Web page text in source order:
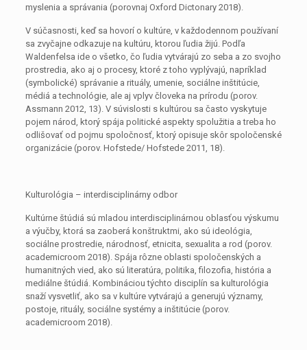
myslenia a správania (porovnaj Oxford Dictonary 2018).
V súčasnosti, keď sa hovorí o kultúre, v každodennom používaní
sa zvyčajne odkazuje na kultúru, ktorou ľudia žijú. Podľa
Waldenfelsa ide o všetko, čo ľudia vytvárajú zo seba a zo svojho
prostredia, ako aj o procesy, ktoré z toho vyplývajú, napríklad
(symbolické) správanie a rituály, umenie, sociálne inštitúcie,
médiá a technológie, ale aj vplyv človeka na prírodu (porov.
Assmann 2012, 13). V súvislosti s kultúrou sa často vyskytuje
pojem národ, ktorý spája politické aspekty spolužitia a treba ho
odlišovať od pojmu spoločnosť, ktorý opisuje skôr spoločenské
organizácie (porov. Hofstede/ Hofstede 2011, 18).
Kulturológia – interdisciplinárny odbor
Kultúrne štúdiá sú mladou interdisciplinárnou oblasťou výskumu
a výučby, ktorá sa zaoberá konštruktmi, ako sú ideológia,
sociálne prostredie, národnosť, etnicita, sexualita a rod (porov.
academicroom 2018). Spája rôzne oblasti spoločenských a
humanitných vied, ako sú literatúra, politika, filozofia, história a
mediálne štúdiá. Kombináciou týchto disciplín sa kulturológia
snaží vysvetliť, ako sa v kultúre vytvárajú a generujú významy,
postoje, rituály, sociálne systémy a inštitúcie (porov.
academicroom 2018).